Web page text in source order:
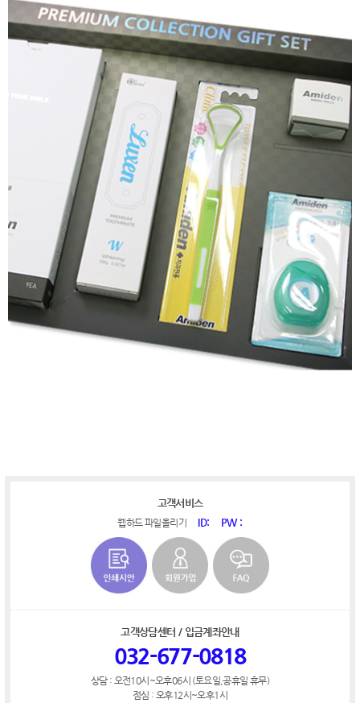
고객서비스
웹하드 파일올리기 ID: PW :
고객상담센터 / 입금계좌안내
032-677-0818
상담 : 오전10시~오후06시 (토요일,공휴일 휴무)
점심 : 오후12시~오후1시